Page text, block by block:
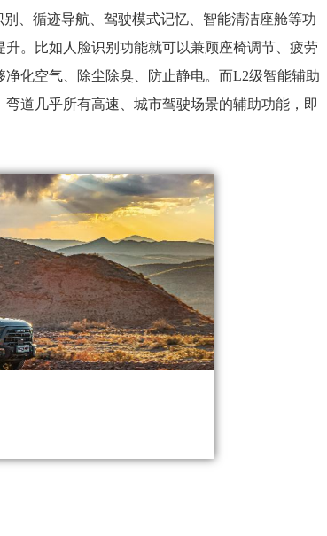
、循迹导航、驾驶模式记忆、智能清洁座舱等功
。比如人脸识别功能就可以兼顾座椅调节、疲劳
化空气、除尘除臭、防止静电。而L2级智能辅助
道几乎所有高速、城市驾驶场景的辅助功能，即